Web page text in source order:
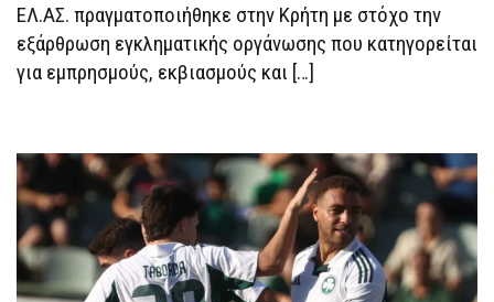
ΤΟΝ
ΟΠΕΚΕΠΕ
580.000
ΕΥΡΏ
ΕΛ.ΑΣ. πραγματοποιήθηκε στην Κρήτη με στόχο την
εξάρθρωση εγκληματικής οργάνωσης που κατηγορείται
για εμπρησμούς, εκβιασμούς και […]